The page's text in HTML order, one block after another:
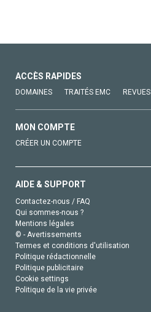
ACCÈS RAPIDES
DOMAINES TRAITÉS EMC REVUES
MON COMPTE
CRÉER UN COMPTE
AIDE & SUPPORT
Contactez-nous / FAQ
Qui sommes-nous ?
Mentions légales
© - Avertissements
Termes et conditions d'utilisation
Politique rédactionnelle
Politique publicitaire
Cookie settings
Politique de la vie privée